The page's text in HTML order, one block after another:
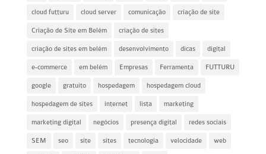
cloud futturu cloud server comunicação criação de site
Criação de Site em Belém criação de sites
criação de sites em belém desenvolvimento dicas digital
e-commerce em belém Empresas Ferramenta FUTTURU
google gratuito hospedagem hospedagem cloud
hospedagem de sites internet lista marketing
marketing digital negócios presença digital redes sociais
SEM seo site sites tecnologia velocidade web